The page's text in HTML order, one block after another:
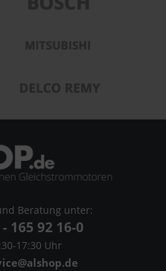
Beratung unter:
165 92 16-0
17:30 Uhr